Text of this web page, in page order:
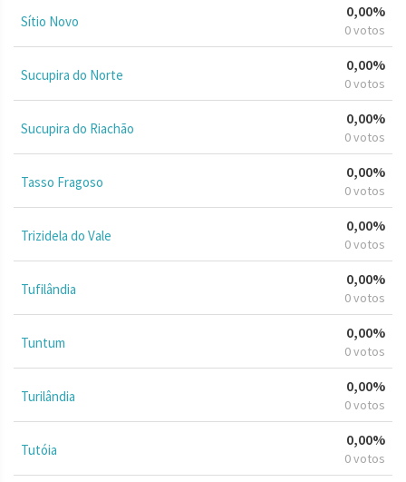
Sítio Novo
0,00%
0 votos
Sucupira do Norte
0,00%
0 votos
Sucupira do Riachão
0,00%
0 votos
Tasso Fragoso
0,00%
0 votos
Trizidela do Vale
0,00%
0 votos
Tufilândia
0,00%
0 votos
Tuntum
0,00%
0 votos
Turilândia
0,00%
0 votos
Tutóia
0,00%
0 votos